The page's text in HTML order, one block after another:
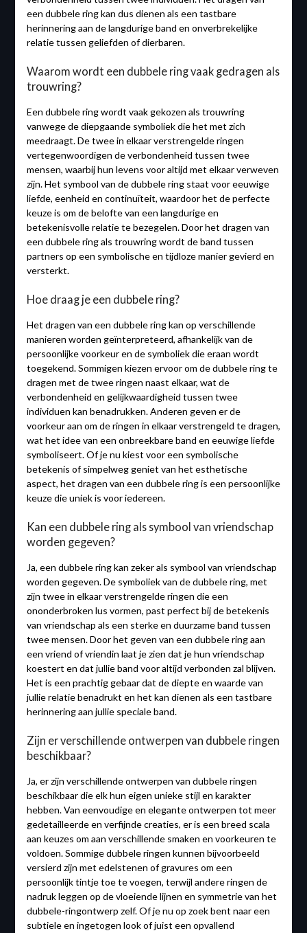
een dubbele ring kan dus dienen als een tastbare
herinnering aan de langdurige band en onverbrekelijke
relatie tussen geliefden of dierbaren.
Waarom wordt een dubbele ring vaak gedragen als
trouwring?
Een dubbele ring wordt vaak gekozen als trouwring
vanwege de diepgaande symboliek die het met zich
meedraagt. De twee in elkaar verstrengelde ringen
vertegenwoordigen de verbondenheid tussen twee
mensen, waarbij hun levens voor altijd met elkaar verweven
zijn. Het symbool van de dubbele ring staat voor eeuwige
liefde, eenheid en continuïteit, waardoor het de perfecte
keuze is om de belofte van een langdurige en
betekenisvolle relatie te bezegelen. Door het dragen van
een dubbele ring als trouwring wordt de band tussen
partners op een symbolische en tijdloze manier gevierd en
versterkt.
Hoe draag je een dubbele ring?
Het dragen van een dubbele ring kan op verschillende
manieren worden geïnterpreteerd, afhankelijk van de
persoonlijke voorkeur en de symboliek die eraan wordt
toegekend. Sommigen kiezen ervoor om de dubbele ring te
dragen met de twee ringen naast elkaar, wat de
verbondenheid en gelijkwaardigheid tussen twee
individuen kan benadrukken. Anderen geven er de
voorkeur aan om de ringen in elkaar verstrengeld te dragen,
wat het idee van een onbreekbare band en eeuwige liefde
symboliseert. Of je nu kiest voor een symbolische
betekenis of simpelweg geniet van het esthetische
aspect, het dragen van een dubbele ring is een persoonlijke
keuze die uniek is voor iedereen.
Kan een dubbele ring als symbool van vriendschap
worden gegeven?
Ja, een dubbele ring kan zeker als symbool van vriendschap
worden gegeven. De symboliek van de dubbele ring, met
zijn twee in elkaar verstrengelde ringen die een
ononderbroken lus vormen, past perfect bij de betekenis
van vriendschap als een sterke en duurzame band tussen
twee mensen. Door het geven van een dubbele ring aan
een vriend of vriendin laat je zien dat je hun vriendschap
koestert en dat jullie band voor altijd verbonden zal blijven.
Het is een prachtig gebaar dat de diepte en waarde van
jullie relatie benadrukt en het kan dienen als een tastbare
herinnering aan jullie speciale band.
Zijn er verschillende ontwerpen van dubbele ringen
beschikbaar?
Ja, er zijn verschillende ontwerpen van dubbele ringen
beschikbaar die elk hun eigen unieke stijl en karakter
hebben. Van eenvoudige en elegante ontwerpen tot meer
gedetailleerde en verfijnde creaties, er is een breed scala
aan keuzes om aan verschillende smaken en voorkeuren te
voldoen. Sommige dubbele ringen kunnen bijvoorbeeld
versierd zijn met edelstenen of gravures om een
persoonlijk tintje toe te voegen, terwijl andere ringen de
nadruk leggen op de vloeiende lijnen en symmetrie van het
dubbele-ringontwerp zelf. Of je nu op zoek bent naar een
subtiele en ingetogen look of juist een opvallend